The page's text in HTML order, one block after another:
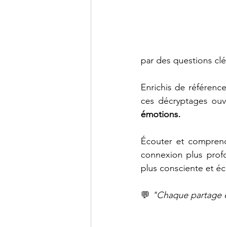
par des questions
Enrichis de
ces décryptages
émotions.
Écouter et
connexion plus
plus consciente et
💬 "Chaque